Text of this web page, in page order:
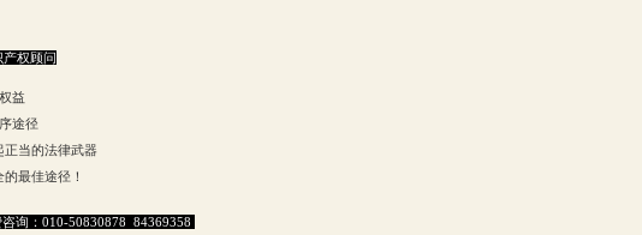
权顾问
益
途径
正当的法律武器
最佳途径！
询： 010-50830878 84369358